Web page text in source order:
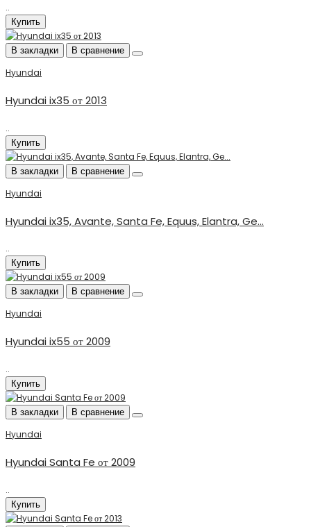
..
Купить
В закладки В сравнение
Hyundai
Hyundai ix35 от 2013
..
Купить
В закладки В сравнение
Hyundai
Hyundai ix35, Avante, Santa Fe, Equus, Elantra, Ge...
..
Купить
В закладки В сравнение
Hyundai
Hyundai ix55 от 2009
..
Купить
В закладки В сравнение
Hyundai
Hyundai Santa Fe от 2009
..
Купить